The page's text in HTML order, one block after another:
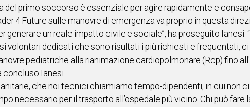
del primo soccorso è essenziale per agire rapidamente e
4 Future sulle manovre di emergenza va proprio in questa
generare un reale impatto civile e sociale”, ha proseguito Ianesi.
volontari dedicati che sono risultati i più richiesti e frequentati,
pediatriche alla rianimazione cardiopolmonare (Rcp) fino
concluso Ianesi.
che noi tecnici chiamiamo tempo-dipendenti, in cui non
necessario per il trasporto all’ospedale più vicino. Chi può fare